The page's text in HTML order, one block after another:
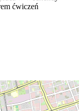
ćwiczeń